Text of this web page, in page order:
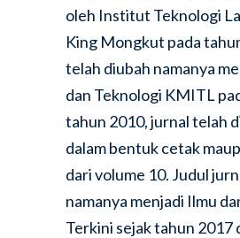
oleh Institut Teknologi
King Mongkut pada
telah diubah namanya
dan Teknologi KMITL
tahun 2010, jurnal telah
dalam bentuk cetak
dari volume 10. Judul
namanya menjadi Ilmu
Terkini sejak tahun 2017